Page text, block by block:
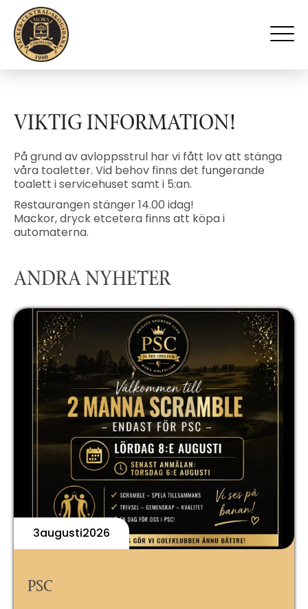
VIKTIG INFORMATION!
På grund av avloppsstrul har vi fått lov att stänga
våra toaletter. Vid behov finns det fungerande
toalett i servicehuset samt i 5:an.
Restaurangen stänger 14.00 idag!
Mackor, dryck etcetera finns att köpa i
automaterna.
ANDRA NYHETER
3Augusti2026
PSC